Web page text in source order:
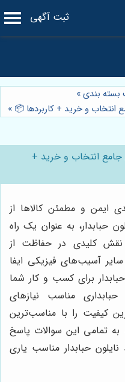
ثبت آگهی
بندی»
انتخاب و خرید + کاربردها 📦 »
جامع انتخاب و خرید +
ایمن و مطمئن کالاها از
حبابدار، به عنوان یک راه
کلیدی در حفاظت از
آسیب‌های فیزیکی ایفا
برای کسب و کار شما
مناسب نیازهای
کیفیت را با مناسب‌ترین
به تمامی این سوالات پاسخ
حبابدار مناسب یاری